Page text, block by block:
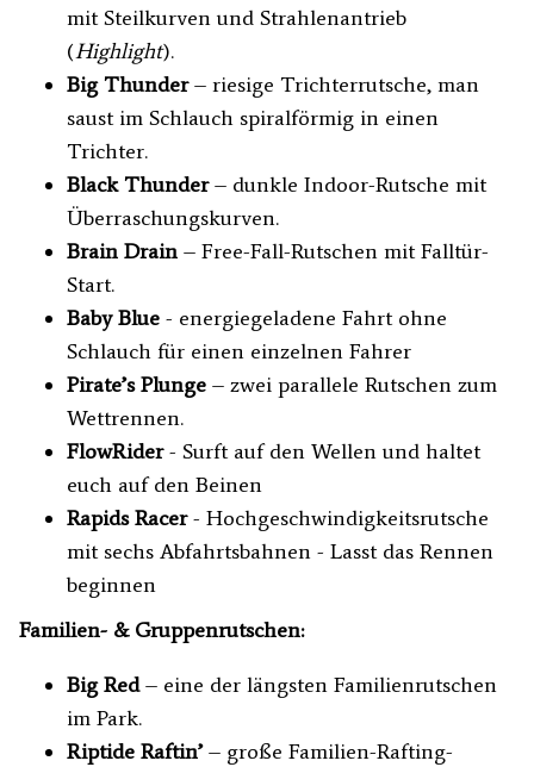
mit Steilkurven und Strahlenantrieb
(Highlight).
Big Thunder– riesige Trichterrutsche, man
saust im Schlauch spiralförmig in einen
Trichter.
Black Thunder– dunkle Indoor-Rutsche mit
Überraschungskurven.
Brain Drain – Free-Fall-Rutschen mit Falltür-
Start.
Baby Blue - energiegeladene Fahrt ohne
Schlauch für einen einzelnen Fahrer
Pirate’s Plunge – zwei parallele Rutschen zum
Wettrennen.
FlowRider- Surft auf den Wellen und haltet
euch auf den Beinen
Rapids Racer- Hochgeschwindigkeitsrutsche
mit sechs Abfahrtsbahnen - Lasst das Rennen
beginnen
Familien- & Gruppenrutschen:
Big Red– eine der längsten Familienrutschen
im Park.
Riptide Raftin’– große Familien-Rafting-